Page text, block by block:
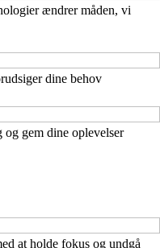
ændrer måden, vi
dine behov
gem dine oplevelser
at holde fokus og undgå